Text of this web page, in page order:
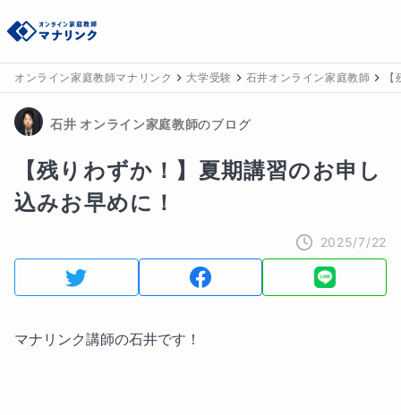
オンライン家庭教師マナリンク 大学受験 石井オンライン家庭教師
石井 オンライン家庭教師のブログ
【残りわずか！】夏期講習のお申し
込みお早めに！
2025/7/22
マナリンク講師の石井です！